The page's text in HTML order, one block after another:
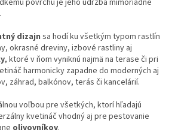
povrchu je jeho údržba mimoriadne
dizajn sa hodí ku všetkým typom rastlín
okrasné dreviny, izbové rastliny aj
, ktoré v ňom vyniknú najmä na terase či pri
harmonicky zapadne do moderných aj
záhrad, balkónov, terás či kancelárií.
voľbou pre všetkých, ktorí hľadajú
kvetináč vhodný aj pre pestovanie
olivovníkov.